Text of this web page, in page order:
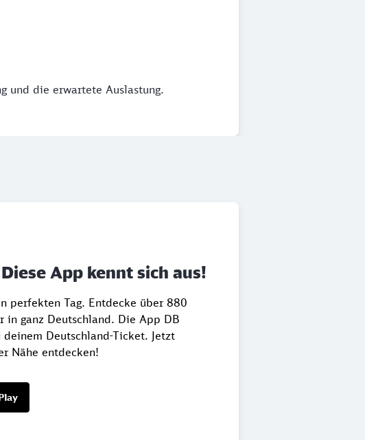
und die erwartete Auslastung.
App kennt sich aus!
perfekten Tag. Entdecke über 880
in ganz Deutschland. Die App DB
Deutschland-Ticket. Jetzt
Nähe entdecken!